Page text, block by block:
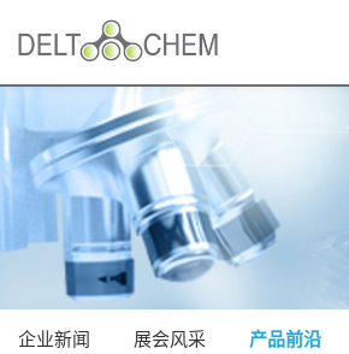
企业新闻 展会风采 产品前沿